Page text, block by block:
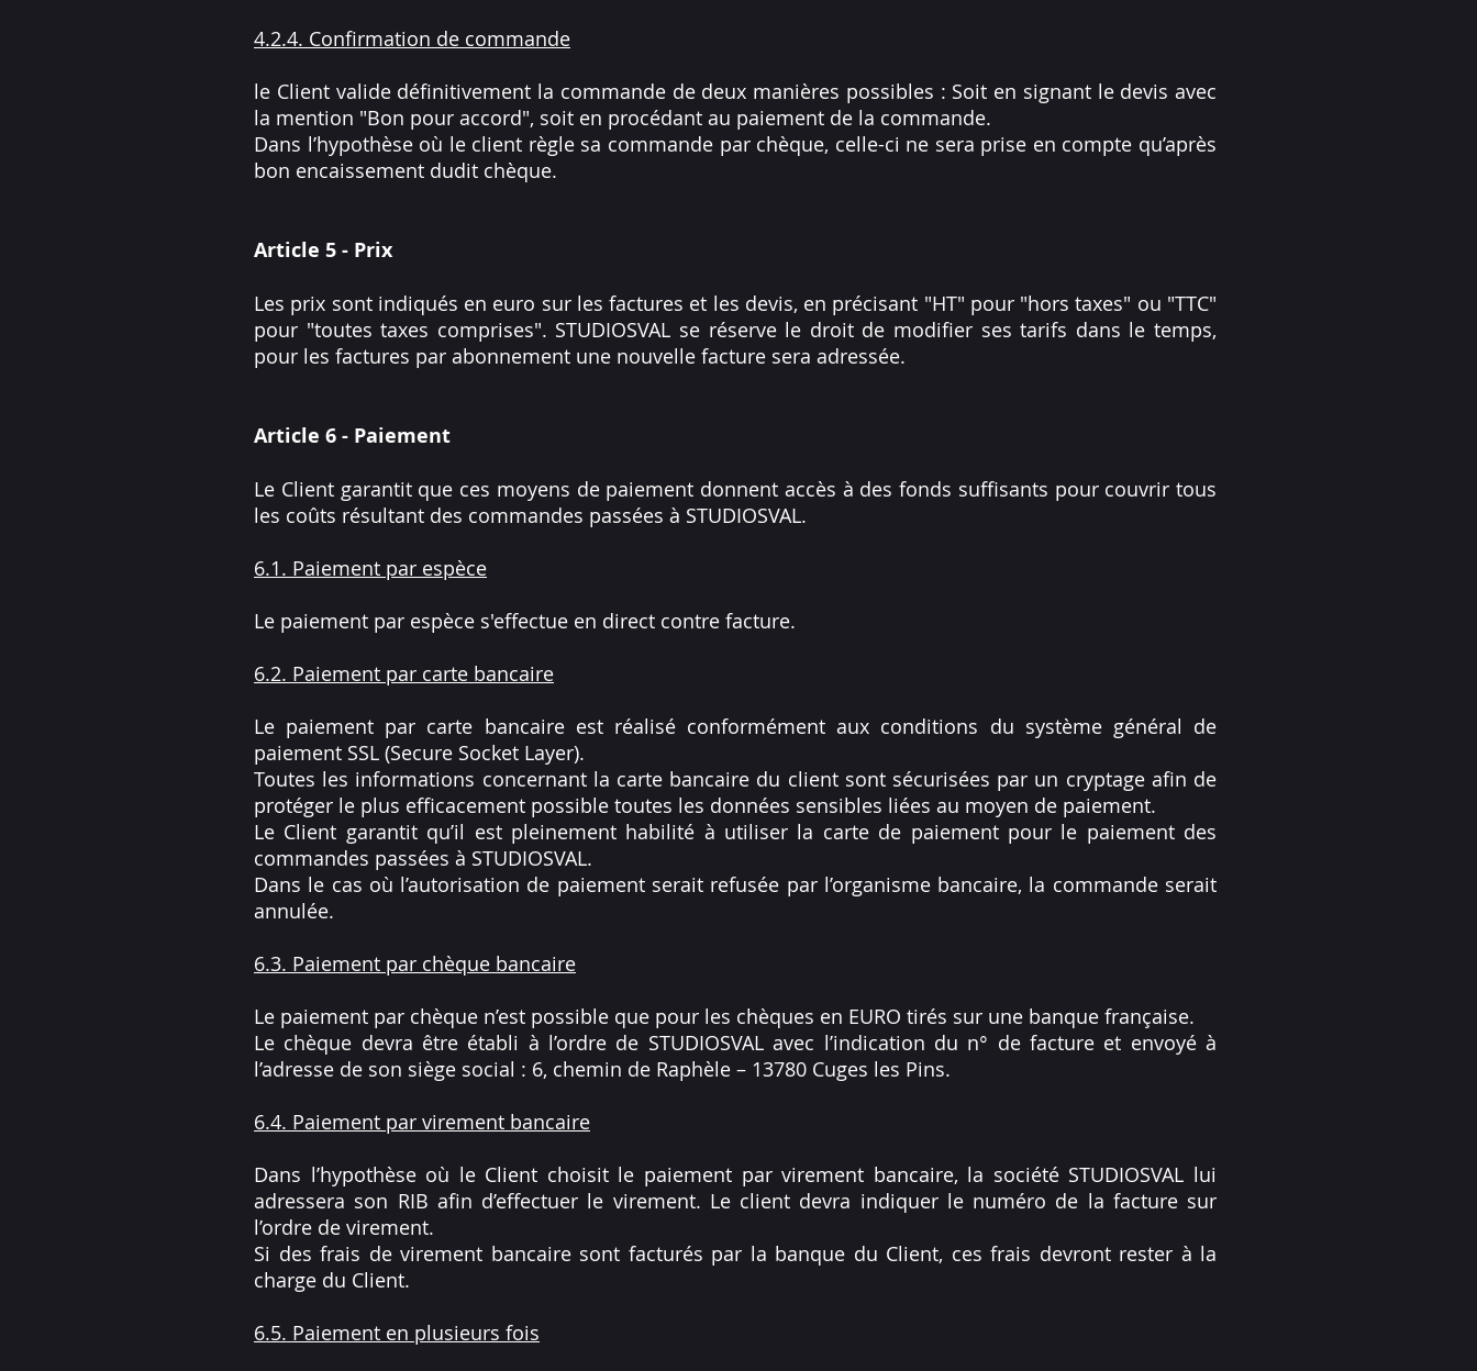
4.2.4. Confirmation de commande
le Client valide définitivement la commande de deux manières possibles : Soit en signant le devis avec
la mention "Bon pour accord", soit en procédant au paiement de la commande.
Dans l’hypothèse où le client règle sa commande par chèque, celle-ci ne sera prise en compte qu’après
bon encaissement dudit chèque.
Article 5 - Prix
Les prix sont indiqués en euro sur les factures et les devis, en précisant "HT" pour "hors taxes" ou "TTC"
pour "toutes taxes comprises". STUDIOSVAL se réserve le droit de modifier ses tarifs dans le temps,
pour les factures par abonnement une nouvelle facture sera adressée.
Article 6 - Paiement
Le Client garantit que ces moyens de paiement donnent accès à des fonds suffisants pour couvrir tous
les coûts résultant des commandes passées à STUDIOSVAL.
6.1. Paiement par espèce
Le paiement par espèce s'effectue en direct contre facture.
6.2. Paiement par carte bancaire
Le paiement par carte bancaire est réalisé conformément aux conditions du système général de
paiement SSL (Secure Socket Layer).
Toutes les informations concernant la carte bancaire du client sont sécurisées par un cryptage afin de
protéger le plus efficacement possible toutes les données sensibles liées au moyen de paiement.
Le Client garantit qu’il est pleinement habilité à utiliser la carte de paiement pour le paiement des
commandes passées à STUDIOSVAL.
Dans le cas où l’autorisation de paiement serait refusée par l’organisme bancaire, la commande serait
annulée.
6.3. Paiement par chèque bancaire
Le paiement par chèque n’est possible que pour les chèques en EURO tirés sur une banque française.
Le chèque devra être établi à l’ordre de STUDIOSVAL avec l’indication du n° de facture et envoyé à
l’adresse de son siège social : 6, chemin de Raphèle – 13780 Cuges les Pins.
6.4. Paiement par virement bancaire
Dans l’hypothèse où le Client choisit le paiement par virement bancaire, la société STUDIOSVAL lui
adressera son RIB afin d’effectuer le virement. Le client devra indiquer le numéro de la facture sur
l’ordre de virement.
Si des frais de virement bancaire sont facturés par la banque du Client, ces frais devront rester à la
charge du Client.
6.5. Paiement en plusieurs fois